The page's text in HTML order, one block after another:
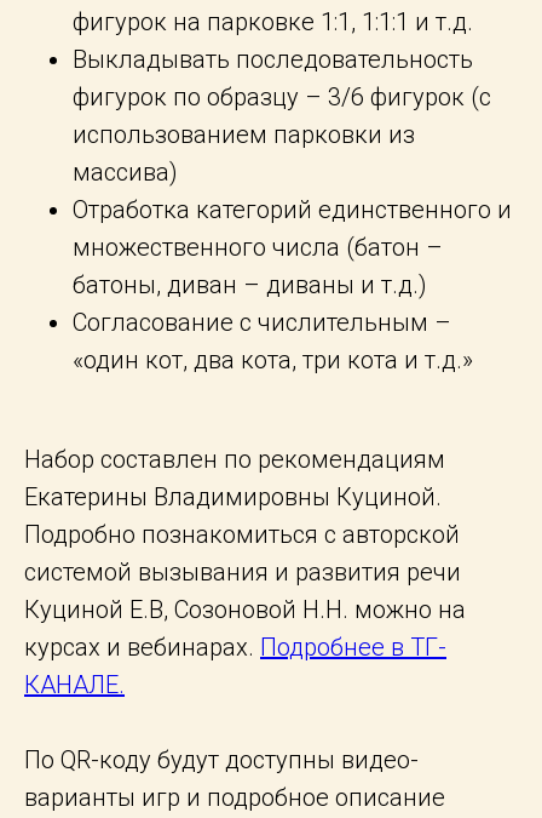
фигурок на парковке 1:1, 1:1:1 и т.д.
Выкладывать последовательность
фигурок по образцу – 3/6 фигурок (с
использованием парковки из
массива)
Отработка категорий единственного и
множественного числа (батон –
батоны, диван – диваны и т.д.)
Согласование с числительным –
«один кот, два кота, три кота и т.д.»
Набор составлен по рекомендациям
Екатерины Владимировны Куциной.
Подробно познакомиться с авторской
системой вызывания и развития речи
Куциной Е.В, Созоновой Н.Н. можно на
курсах и вебинарах. Подробнее в ТГ-
КАНАЛЕ.
По QR-коду будут доступны видео-
варианты игр и подробное описание